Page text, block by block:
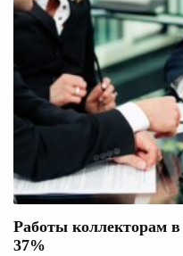
Работы коллекторам в
37%